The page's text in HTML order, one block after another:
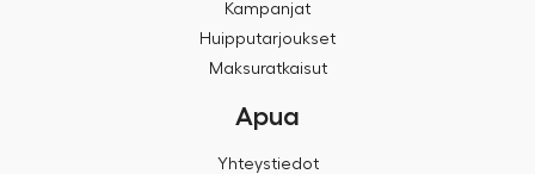
Kampanjat
Huipputarjoukset
Maksuratkaisut
Apua
Yhteystiedot